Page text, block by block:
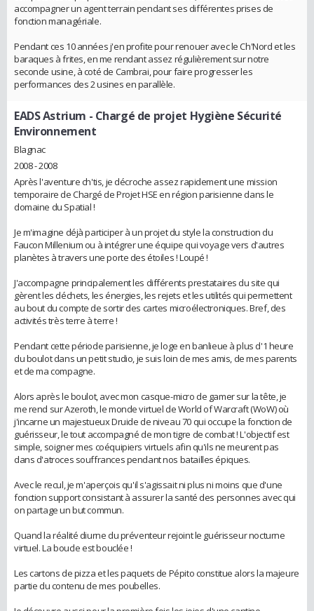
accompagner un agent terrain pendant ses différentes prises de
fonction managériale.
Pendant ces 10 années j'en profite pour renouer avec le Ch'Nord et les
baraques à frites, en me rendant assez régulièrement sur notre
seconde usine, à coté de Cambrai, pour faire progresser les
performances des 2 usines en parallèle.
EADS Astrium - Chargé de projet Hygiène Sécurité
Environnement
Blagnac
2008 - 2008
Après l'aventure ch'tis, je décroche assez rapidement une mission
temporaire de Chargé de Projet HSE en région parisienne dans le
domaine du Spatial !
Je m'imagine déjà participer à un projet du style la construction du
Faucon Millenium ou à intégrer une équipe qui voyage vers d'autres
planètes à travers une porte des étoiles ! Loupé !
J'accompagne principalement les différents prestataires du site qui
gèrent les déchets, les énergies, les rejets et les utilités qui permettent
au bout du compte de sortir des cartes microélectroniques. Bref, des
activités très terre à terre !
Pendant cette période parisienne, je loge en banlieue à plus d'1 heure
du boulot dans un petit studio, je suis loin de mes amis, de mes parents
et de ma compagne.
Alors après le boulot, avec mon casque-micro de gamer sur la tête, je
me rend sur Azeroth, le monde virtuel de World of Warcraft (WoW) où
j'incarne un majestueux Druide de niveau 70 qui occupe la fonction de
guérisseur, le tout accompagné de mon tigre de combat ! L'objectif est
simple, soigner mes coéquipiers virtuels afin qu'ils ne meurent pas
dans d'atroces souffrances pendant nos batailles épiques.
Avec le recul, je m'aperçois qu'il s'agissait ni plus ni moins que d'une
fonction support consistant à assurer la santé des personnes avec qui
on partage un but commun.
Quand la réalité diurne du préventeur rejoint le guérisseur nocturne
virtuel. La boucle est bouclée !
Les cartons de pizza et les paquets de Pépito constitue alors la majeure
partie du contenu de mes poubelles.